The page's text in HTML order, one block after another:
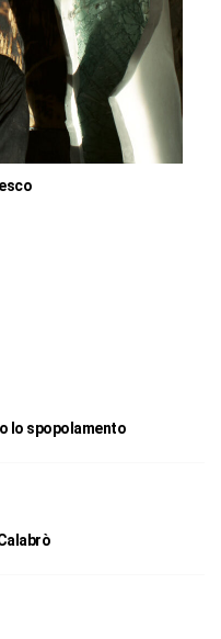
lo spopolamento